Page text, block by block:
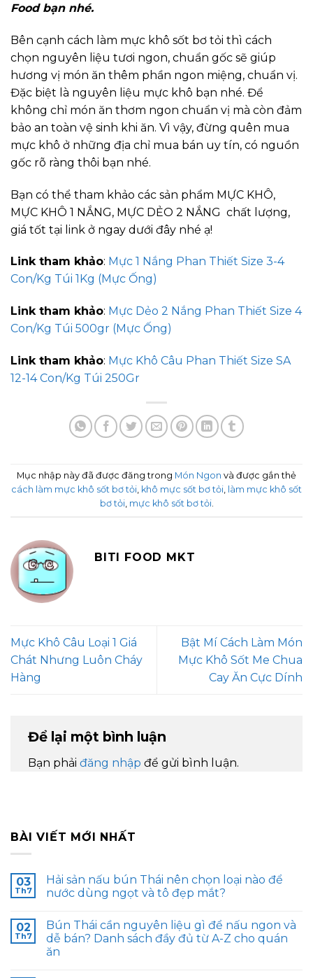
Food bạn nhé.
Bên cạnh cách làm mực khô sốt bơ tỏi thì cách
chọn nguyên liệu tươi ngon, chuẩn gốc sẽ giúp
hương vị món ăn thêm phần ngon miệng, chuẩn vị.
Đặc biệt là nguyên liệu mực khô bạn nhé. Để
không chỉ món ăn thơm ngon chuẩn vị mà còn đảm
bảo an toàn vệ sinh khi ăn. Vì vậy, đừng quên mua
mực khô ở những địa chỉ mua bán uy tín, có nguồn
gốc rõ ràng thôi bạn nhé.
Bạn có thể tham khảo các sản phẩm MỰC KHÔ,
MỰC KHÔ 1 NẮNG, MỰC DẺO 2 NẮNG chất lượng,
giá tốt tại link ở ngay dưới đây nhé ạ!
Link tham khảo: Mực 1 Nắng Phan Thiết Size 3-4
Con/Kg Túi 1Kg (Mực Ống)
Link tham khảo: Mực Dẻo 2 Nắng Phan Thiết Size 4
Con/Kg Túi 500gr (Mực Ống)
Link tham khảo: Mực Khô Câu Phan Thiết Size SA
12-14 Con/Kg Túi 250Gr
Mục nhập này đã được đăng trong Món Ngon và được gắn thẻ
cách làm mực khô sốt bơ tỏi, khô mực sốt bơ tỏi, làm mực khô sốt
bơ tỏi, mực khô sốt bơ tỏi.
BITI FOOD MKT
Mực Khô Câu Loại 1 Giá
Chát Nhưng Luôn Cháy
Hàng
Bật Mí Cách Làm Món
Mực Khô Sốt Me Chua
Cay Ăn Cực Dính
Để lại một bình luận
Bạn phải đăng nhập để gửi bình luận.
BÀI VIẾT MỚI NHẤT
03
Th7
Hải sản nấu bún Thái nên chọn loại nào để
nước dùng ngọt và tô đẹp mắt?
02
Th7
Bún Thái cần nguyên liệu gì để nấu ngon và
dễ bán? Danh sách đầy đủ từ A-Z cho quán
ăn